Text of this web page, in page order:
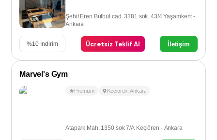
Şehit Eren Bülbül cad. 3381 sok. 43/4 Yaşamkent -
Ankara
%10 İndirim Ücretsiz Teklif Al İletişim
Marvel's Gym
Premium Keçiören ,Ankara
Atapark Mah. 1350 sok 7/A Keçiören - Ankara